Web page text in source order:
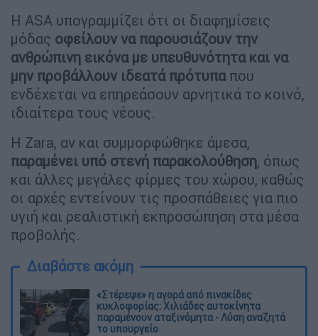
Η ASA υπογραμμίζει ότι οι διαφημίσεις
μόδας οφείλουν να παρουσιάζουν την
ανθρώπινη εικόνα με υπευθυνότητα και να
μην προβάλλουν ιδεατά πρότυπαπου
ενδέχεται να επηρεάσουν αρνητικά το κοινό,
ιδιαίτερα τους νέους.
Η Zara, αν και συμμορφώθηκε άμεσα,
παραμένει υπό στενή παρακολούθηση, όπως
και άλλες μεγάλες φίρμες του χώρου, καθώς
οι αρχές εντείνουν τις προσπάθειες για πιο
υγιή και ρεαλιστική εκπροσώπηση στα μέσα
προβολής.
Διαβάστε ακόμη
«Στέρεψε» η αγορά από πινακίδες
κυκλοφορίας: Χιλιάδες αυτοκίνητα
παραμένουν αταξινόμητα - Λύση αναζητά
το υπουργείο